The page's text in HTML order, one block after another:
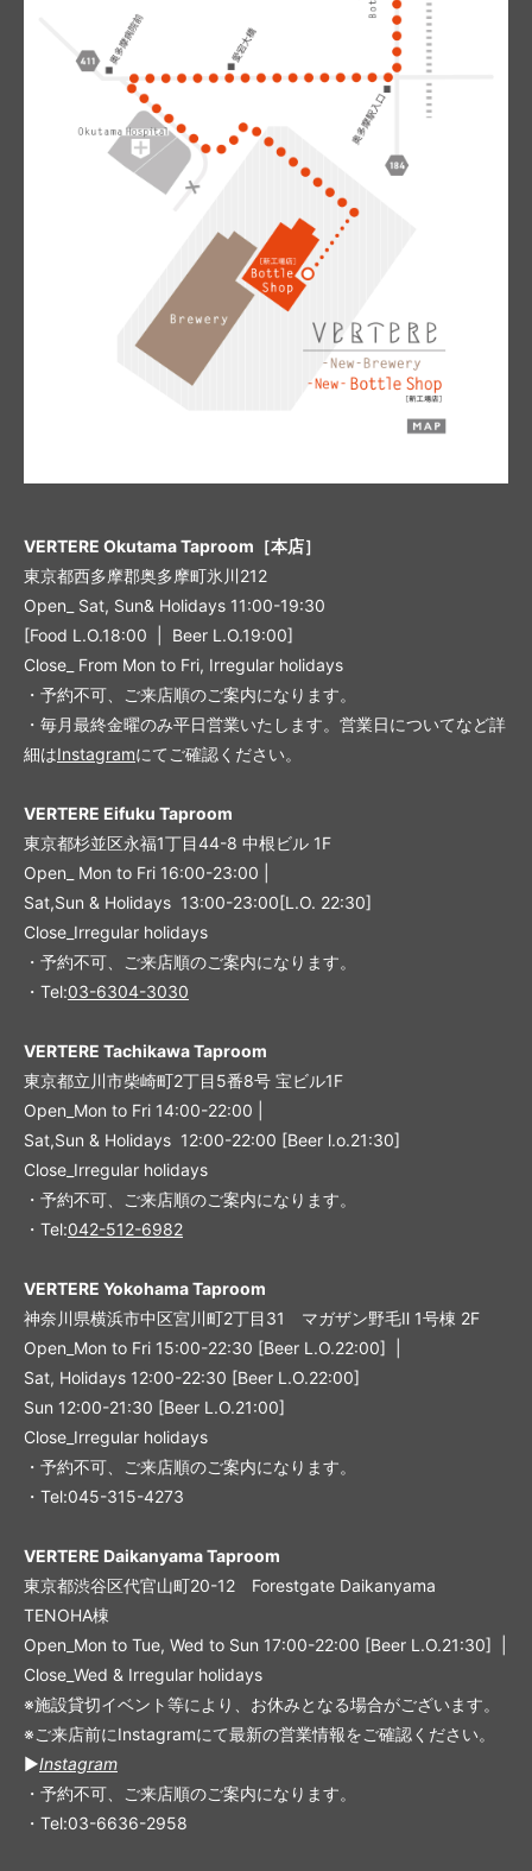
VERTERE Okutama Taproom［本店］
東京都西多摩郡奥多摩町氷川212
Open_ Sat, Sun& Holidays 11:00-19:30
[Food L.O.18:00 | Beer L.O.19:00]
Close_ From Mon to Fri, Irregular holidays
・予約不可、ご来店順のご案内になります。
・毎月最終金曜のみ平日営業いたします。営業日についてなど詳
細はInstagramにてご確認ください。
VERTERE Eifuku Taproom
東京都杉並区永福1丁目44-8 中根ビル 1F
Open_ Mon to Fri 16:00-23:00 |
Sat,Sun & Holidays 13:00-23:00[L.O. 22:30]
Close_Irregular holidays
・予約不可、ご来店順のご案内になります。
・Tel:03-6304-3030
VERTERE Tachikawa Taproom
東京都立川市柴崎町2丁目5番8号 宝ビル1F
Open_Mon to Fri 14:00-22:00 |
Sat,Sun & Holidays 12:00-22:00 [Beer l.o.21:30]
Close_Irregular holidays
・予約不可、ご来店順のご案内になります。
・Tel:042-512-6982
VERTERE Yokohama Taproom
神奈川県横浜市中区宮川町2丁目31 マガザン野毛Ⅱ 1号棟 2F
Open_Mon to Fri 15:00-22:30 [Beer L.O.22:00] |
Sat, Holidays 12:00-22:30 [Beer L.O.22:00]
Sun 12:00-21:30 [Beer L.O.21:00]
Close_Irregular holidays
・予約不可、ご来店順のご案内になります。
・Tel:045-315-4273
VERTERE Daikanyama Taproom
東京都渋谷区代官山町20-12 Forestgate Daikanyama
TENOHA棟
Open_Mon to Tue, Wed to Sun 17:00-22:00 [Beer L.O.21:30] |
Close_Wed & Irregular holidays
※施設貸切イベント等により、お休みとなる場合がございます。
※ご来店前にInstagramにて最新の営業情報をご確認ください。
▶︎Instagram
・予約不可、ご来店順のご案内になります。
・Tel:03-6636-2958